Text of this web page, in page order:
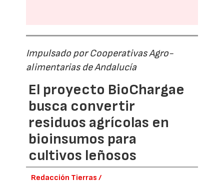
Impulsado por Cooperativas Agro-
alimentarias de Andalucía
El proyecto BioChargae
busca convertir
residuos agrícolas en
bioinsumos para
cultivos leñosos
Redacción Tierras /